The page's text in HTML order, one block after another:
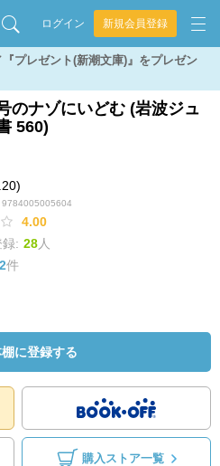
ログイン 新規会員登録
プレゼント(新潮文庫)』をプレゼン
のナゾにいどむ (岩波ジュ
560)
9784005005604
4.00
: 28人
2件
に登録する
購入ストア一覧